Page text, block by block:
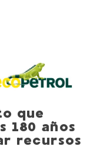
que
180 años
recursos